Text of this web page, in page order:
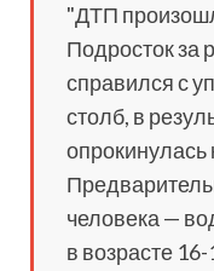
"ДТП
Подросток за
справился с
столб, в
опрокинулась
человека —
в возрасте 16-